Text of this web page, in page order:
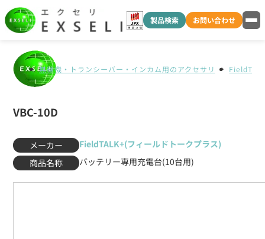
製品検索 お問い合わせ
無線機・トランシーバー・インカム用のアクセサリ
VBC-10D
メーカー
FieldTALK+(フィールドトークプラス)
商品名称
バッテリー専用充電台(10台用)